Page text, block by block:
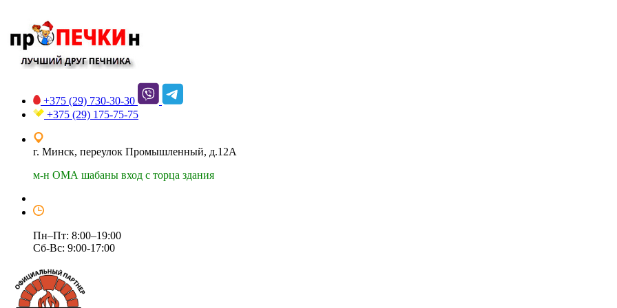
+375 (29) 730-30-30
+375 (29) 175-75-75
г. Минск, переулок Промышленный, д.12А
м-н ОМА шабаны вход с торца здания
Пн–Пт: 8:00–19:00
Сб-Вс: 9:00-17:00